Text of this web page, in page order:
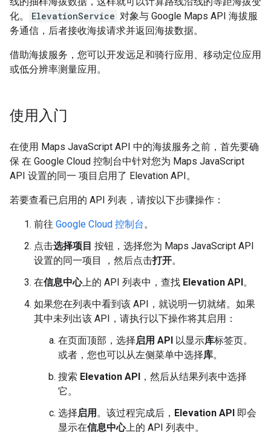
化。
ElevationService 对象与 Google Maps API 海拔服
务通信，后者接收海拔请求并返回海拔数据。
借助海拔服务，您可以开发远足和骑行应用、移动定位应用
或低分辨率测量应用。
使用入门
在使用 Maps JavaScript API 中的海拔服务之前，首先要确
保 在 Google Cloud 控制台中针对您为 Maps JavaScript
API 设置的同一 项目启用了 Elevation API。
若要查看已启用的 API 列表，请按以下步骤操作：
前往 Google Cloud 控制台。
点击选择项目 按钮，选择您为 Maps JavaScript API
设置的同一项目 ，然后点击打开。
在信息中心上的 API 列表中，查找 Elevation API。
如果您在列表中看到该 API，就说明一切就绪。如果
其中未列出该 API，请执行以下操作将其启用：
在页面顶部，选择启用 API 以显示库标签页。
或者，您也可以从左侧菜单中选择库。
搜索 Elevation API ，然后从结果列表中选择
它。
选择启用 。该过程完成后， Elevation API 即会
显示在信息中心上的 API 列表中。